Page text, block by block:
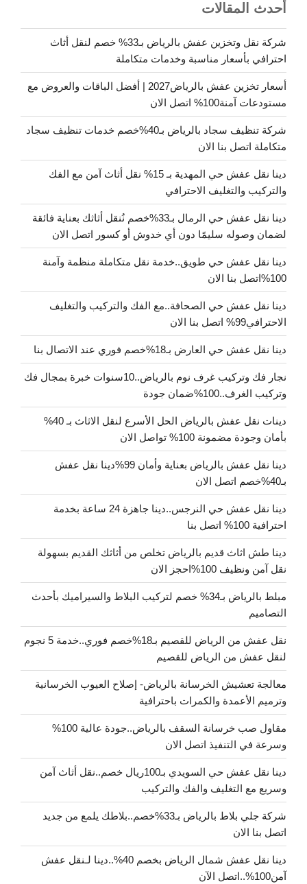
أحدث المقالات
شركة نقل وتخزين عفش بالرياض بـ33% خصم لنقل أثاث
احترافي بأسعار مناسبة وخدمات متكاملة
أسعار تخزين عفش بالرياض2027 | أفضل الباقات والعروض مع
مستودعات آمنة100% اتصل الان
شركة تنظيف سجاد بالرياض بـ40%خصم خدمات تنظيف سجاد
متكاملة اتصل بنا الان
دينا نقل عفش حي المهدية بـ 15% نقل أثاث آمن مع الفك
والتركيب والتغليف الاحترافي
دينا نقل عفش حي الرمال بـ33%خصم نُنقل أثاثك بعناية فائقة
لضمان وصوله سليمًا دون أي خدوش أو كسور اتصل الان
دينا نقل عفش حي طويق..خدمة نقل متكاملة منظمة وآمنة
100%اتصل بنا الان
دينا نقل عفش حي الصحافة..مع الفك والتركيب والتغليف
الاحترافي99% اتصل بنا الان
دينا نقل عفش حي العارض بـ18%خصم فوري عند الاتصال بنا
نجار فك وتركيب غرف نوم بالرياض..10سنوات خبرة بمجال فك
وتركيب الغرف..100%ضمان جودة
دينات نقل عفش بالرياض الحل الأسرع لنقل الاثاث بـ 40%
بأمان وجودة مضمونة 100% تواصل الان
دينا نقل عفش بالرياض بعناية وأمان 99%دينا نقل عفش
بـ40%خصم اتصل الان
دينا نقل عفش حي النرجس..دينا جاهزة 24 ساعة بخدمة
احترافية 100% اتصل بنا
دينا طش اثاث قديم بالرياض تخلص من أثاثك القديم بسهولة
نقل آمن ونظيف 100%احجز الان
مبلط بالرياض بـ34% خصم لتركيب البلاط والسيراميك بأحدث
التصاميم
نقل عفش من الرياض للقصيم بـ18%خصم فوري..خدمة 5 نجوم
لنقل عفش من الرياض للقصيم
معالجة تعشيش الخرسانة بالرياض- إصلاح العيوب الخرسانية
وترميم الأعمدة والكمرات باحترافية
مقاول صب خرسانة السقف بالرياض..جودة عالية 100%
وسرعة في التنفيذ اتصل الان
دينا نقل عفش حي السويدي بـ100ريال خصم..نقل أثاث آمن
وسريع مع التغليف والفك والتركيب
شركة جلي بلاط بالرياض بـ33%خصم..بلاطك يلمع من جديد
اتصل بنا الان
دينا نقل عفش شمال الرياض بخصم 40%..دينا لـنقل عفش
آمن100%..اتصل الآن